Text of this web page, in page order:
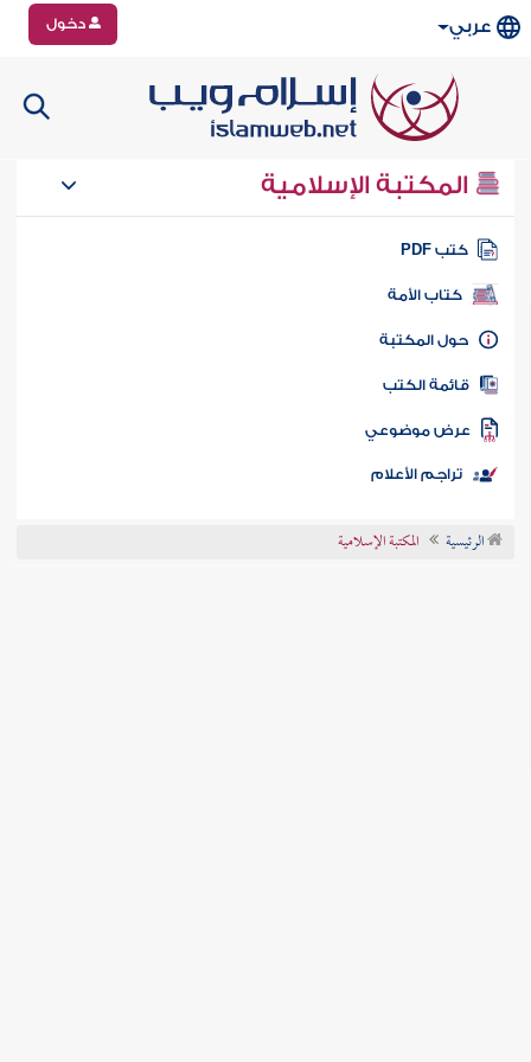
عربي دخول
المكتبة الإسلامية
كتب PDF
كتاب الأمة
المكتبة
الكتب
موضوعي
تراجم الأعلام
الرئيسية المكتبة الإسلامية